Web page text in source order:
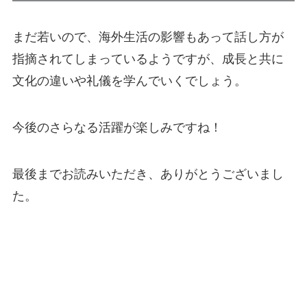
まだ若いので、海外生活の影響もあって話し方が
指摘されてしまっているようですが、成長と共に
文化の違いや礼儀を学んでいくでしょう。
今後のさらなる活躍が楽しみですね！
最後までお読みいただき、ありがとうございまし
た。